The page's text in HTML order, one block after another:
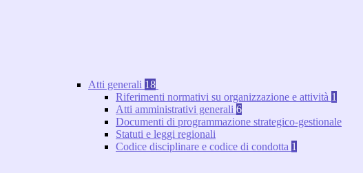
Atti generali 18
Riferimenti normativi su organizzazione e attività 1
Atti amministrativi generali 6
Documenti di programmazione strategico-gestionale
Statuti e leggi regionali
Codice disciplinare e codice di condotta 1